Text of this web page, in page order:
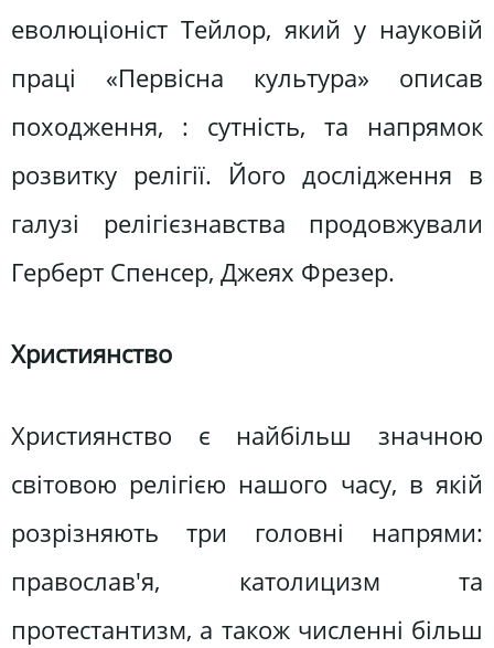
еволюціоніст Тейлор, який у науковій
праці «Первісна культура» описав
походження, : сутність, та напрямок
розвитку релігії. Його дослідження в
галузі релігієзнавства продовжували
Герберт Спенсер, Джеях Фрезер.
Християнство
Християнство є найбільш значною
світовою релігією нашого часу, в якій
розрізняють три головні напрями:
православ'я, католицизм та
протестантизм, а також численні більш